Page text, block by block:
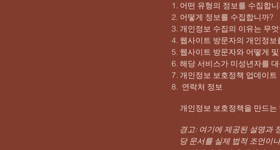
어떤 유형의 정보를 수집합
어떻게 정보를 수집합니까?
개인정보 수집의 이유는 무
웹사이트 방문자의 개인정
웹사이트 방문자와 어떻게
해당 서비스가 미성년자를
개인정보 보호정책 업데이트
연락처 정보
개인정보 보호정책을 만드
경고: 여기에 제공된 설명과
당 문서를 실제 법적 조언이